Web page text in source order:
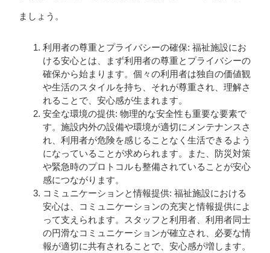
ましょう。
利用者の尊重とプライバシーの確保: 福祉施設にお
ける安心とは、まず利用者の尊重とプライバシーの
確保から始まります。個々の利用者は独自の価値観
や生活のスタイルを持ち、それが尊重され、理解さ
れることで、安心感が生まれます。
安全な環境の提供: 物理的な安全性も重要な要素で
す。施設内外の設備や環境が適切にメンテナンスさ
れ、利用者が危険を感じることなく生活できるよう
になっていることが求められます。また、防災対策
や緊急時のプロトコルも整備されていることが安心
感につながります。
コミュニケーションと情報提供: 福祉施設における
安心は、コミュニケーションの充実と情報提供によ
って支えられます。スタッフと利用者、利用者同士
の円滑なコミュニケーションが確立され、必要な情
報が適切に共有されることで、安心感が増します。